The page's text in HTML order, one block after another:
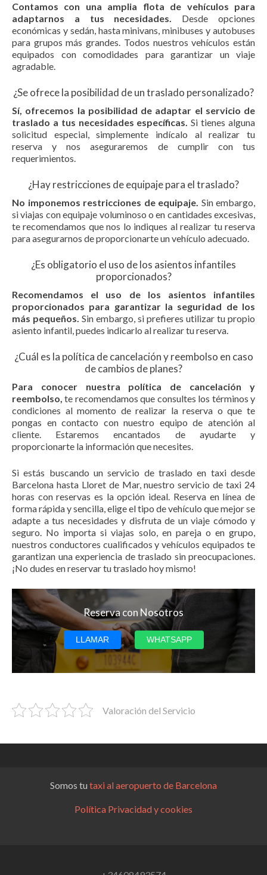
Contamos con una amplia flota de vehículos para
adaptarnos a tus necesidades. Desde opciones
económicas y sedán, hasta minivans, minibuses y autobuses
para grupos más grandes. Todos nuestros vehículos están
equipados con comodidades para garantizar un viaje
agradable.
¿Se ofrece la posibilidad de un traslado personalizado?
Sí, ofrecemos la posibilidad de adaptar el servicio de
traslado a tus necesidades específicas. Si tienes alguna
solicitud especial, simplemente indícalo al realizar tu
reserva y nos aseguraremos de cumplir con tus
requerimientos.
¿Hay restricciones de equipaje para el traslado?
No imponemos restricciones de equipaje. Sin embargo,
si viajas con equipaje voluminoso o en cantidades excesivas,
te recomendamos que nos lo indiques al realizar tu reserva
para asegurarnos de proporcionarte un vehículo adecuado.
¿Es obligatorio el uso de los asientos infantiles
proporcionados?
Recomendamos el uso de los asientos infantiles
proporcionados para garantizar la seguridad de los
más pequeños. Sin embargo, si prefieres utilizar tu propio
asiento infantil, puedes indicarlo al realizar tu reserva.
¿Cuál es la política de cancelación y reembolso en caso
de cambios de planes?
Para conocer nuestra política de cancelación y
reembolso, te recomendamos que consultes los términos y
condiciones al momento de realizar la reserva o que te
pongas en contacto con nuestro equipo de atención al
cliente. Estaremos encantados de ayudarte y
proporcionarte la información que necesites.
Si estás buscando un servicio de traslado en taxi desde
Barcelona hasta Lloret de Mar, nuestro servicio de taxi 24
horas con reservas es la opción ideal. Reserva en línea de
forma rápida y sencilla, elige el tipo de vehículo que mejor se
adapte a tus necesidades y disfruta de un viaje cómodo y
seguro. No importa si viajas solo, en pareja o en grupo,
nuestros conductores cualificados y vehículos equipados te
garantizan una experiencia de traslado sin preocupaciones.
¡No dudes en reservar tu traslado hoy mismo!
Reserva con Nosotros
LLAMAR WHATSAPP
Valoración del Servicio
Somos tu taxi al aeropuerto de Barcelona
Política Privacidad y cookies